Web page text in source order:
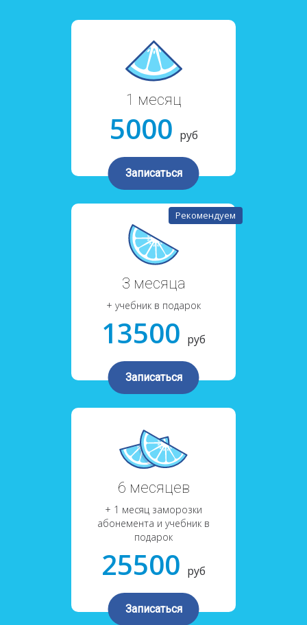
1 месяц
5000 руб
Записаться
3 месяца
+ учебник в подарок
13500 руб
Записаться
Рекомендуем
6 месяцев
+ 1 месяц заморозки
абонемента и учебник в
подарок
25500 руб
Записаться